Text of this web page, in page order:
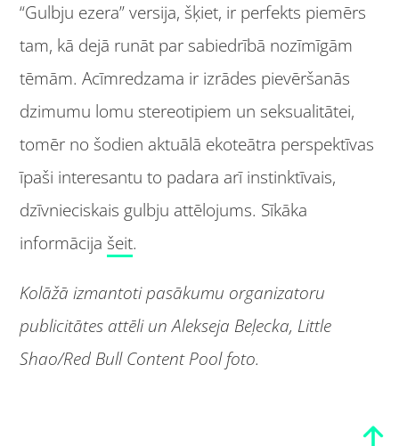
“Gulbju ezera” versija, šķiet, ir perfekts piemērs
tam, kā dejā runāt par sabiedrībā nozīmīgām
tēmām. Acīmredzama ir izrādes pievēršanās
dzimumu lomu stereotipiem un seksualitātei,
tomēr no šodien aktuālā ekoteātra perspektīvas
īpaši interesantu to padara arī instinktīvais,
dzīvnieciskais gulbju attēlojums. Sīkāka
informācija šeit.
Kolāžā izmantoti pasākumu organizatoru
publicitātes attēli un Alekseja Beļecka, Little
Shao/Red Bull Content Poolfoto.